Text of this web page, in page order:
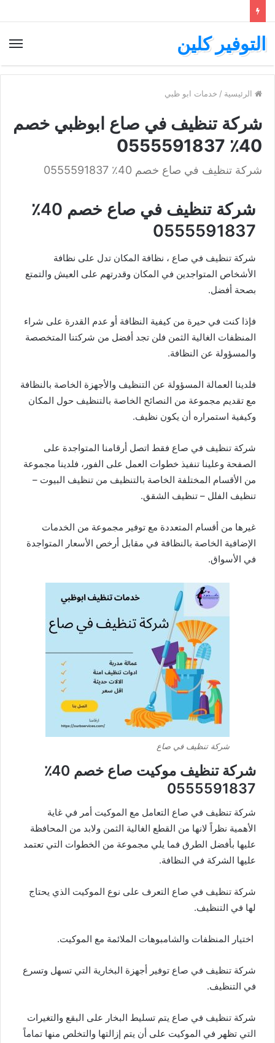
التوفير كلين
الرئيسية / خدمات ابو ظبي
شركة تنظيف في صاع ابوظبي خصم
40٪ 0555591837
شركة تنظيف في صاع خصم 40٪ 0555591837
شركة تنظيف في صاع خصم 40٪
0555591837
شركة تنظيف في صاع ، نظافة المكان تدل على نظافة
الأشخاص المتواجدين في المكان وقدرتهم على العيش والتمتع
بصحة أفضل.
فإذا كنت في حيرة من كيفية النظافة أو عدم القدرة على شراء
المنظفات الغالية الثمن فلن تجد أفضل من شركتنا المتخصصة
والمسؤولة عن النظافة.
فلدينا العمالة المسؤولة عن التنظيف والأجهزة الخاصة بالنظافة
مع تقديم مجموعة من النصائح الخاصة بالتنظيف حول المكان
وكيفية استمراره أن يكون نظيف.
شركة تنظيف في صاع فقط اتصل أرقامنا المتواجدة على
الصفحة وعلينا تنفيذ خطوات العمل على الفور، فلدينا مجموعة
من الأقسام المختلفة الخاصة بالتنظيف من تنظيف البيوت –
تنظيف الفلل – تنظيف الشقق.
غيرها من أقسام المتعددة مع توفير مجموعة من الخدمات
الإضافية الخاصة بالنظافة في مقابل أرخص الأسعار المتواجدة
في الأسواق.
شركة تنظيف في صاع
شركة تنظيف موكيت صاع خصم 40٪
0555591837
شركة تنظيف في صاع التعامل مع الموكيت أمر في غاية
الأهمية نظراً لانها من القطع الغالية الثمن ولابد من المحافظة
عليها بأفضل الطرق فما يلي مجموعة من الخطوات التي تعتمد
عليها الشركة في النظافة.
شركة تنظيف في صاع التعرف على نوع الموكيت الذي يحتاج
لها في التنظيف.
اختيار المنظفات والشامبوهات الملائمة مع الموكيت.
شركة تنظيف في صاع توفير أجهزة البخارية التي تسهل وتسرع
في التنظيف.
شركة تنظيف في صاع يتم تسليط البخار على البقع والتغيرات
التي تظهر في الموكيت على أن يتم إزالتها والتخلص منها تماماً